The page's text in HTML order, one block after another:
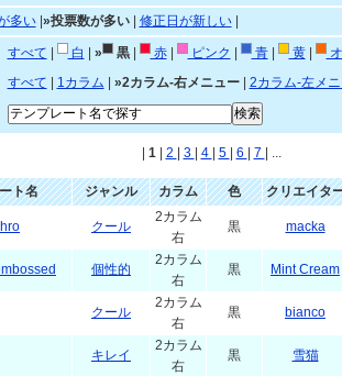
多い| »投票数が多い| 修正日が新しい|
すべて 白 » 黒| 赤| ピンク 青| 黄|
すべて 1カラム »2カラム-右メニュー| 2カラム-左メ
1 2 3 4 5 6 7 | ...
ト名 ジャンル カラム 色 クリエイタ
クール
2カラム
右
黒 macka
個性的
2カラム
右
黒 Mint Cream
クール
2カラム
右
黒 bianco
キレイ
2カラム
右
黒 雪猫